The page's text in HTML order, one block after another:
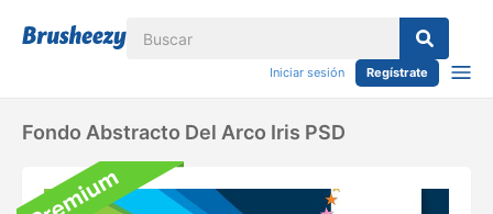
Iniciar sesión Regístrate
Fondo Abstracto Del Arco Iris PSD